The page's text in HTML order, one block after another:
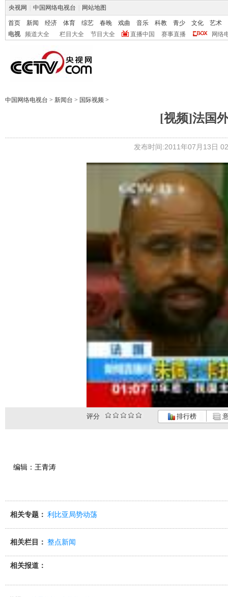
央视网 中国网络电视台 网站地图
首页 新闻 经济 体育 综艺 春晚 戏曲 音乐 科教 青少 文化
艺术
电视
频道大全 栏目大全 节目大全 直播中国 赛事直播 网络
中国网络电视台 > 新闻台 > 国际视频 >
[视频]法国
发布时间:2011年07月13日
评分 排行榜
编辑：王青涛
相关专题： 利比亚局势动荡
相关栏目： 整点新闻
相关报道：